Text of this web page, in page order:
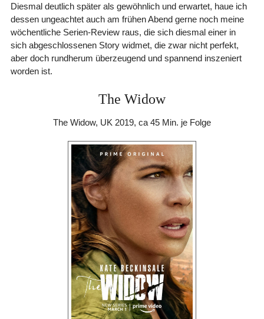
Diesmal deutlich später als gewöhnlich und erwartet, haue ich
dessen ungeachtet auch am frühen Abend gerne noch meine
wöchentliche Serien-Review raus, die sich diesmal einer in
sich abgeschlossenen Story widmet, die zwar nicht perfekt,
aber doch rundherum überzeugend und spannend inszeniert
worden ist.
The Widow
The Widow, UK 2019, ca 45 Min. je Folge